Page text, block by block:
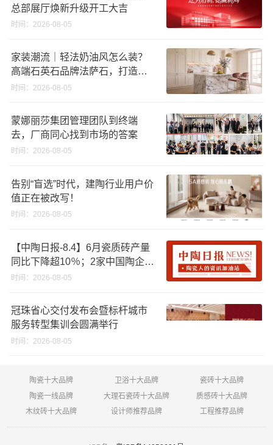
总部展厅焕新升级开工大吉
时间：2026-08-05
家装潮流｜轻法奶油风怎么装？
高端石英石品牌法萨石，打造质
感橱柜台面
时间：2026-08-05
蒙娜丽莎集团管理团队到终端
去，厂商同心找到市场的答案
时间：2026-08-05
告别“盲选”时代，建陶行业用户价
值正在被改写！
时间：2026-08-05
【中陶日报-8.4】6月瓷质砖产量
同比下降超10％；2家中国陶企亮
相马来西亚ARCHIDEX 2026石材
份；方向集团出海
时间：2026-08-05
冠珠省心交付发布会暨标杆城市
服务转型集训会圆满举行
时间：2026-08-05
陶瓷十大品牌 卫浴十大品牌
瓷砖十大品牌
陶瓷一线品牌
大理石瓷砖十大品牌
质感砖十大品牌
木纹砖十大品牌
设计师推荐品牌 工程推荐品牌